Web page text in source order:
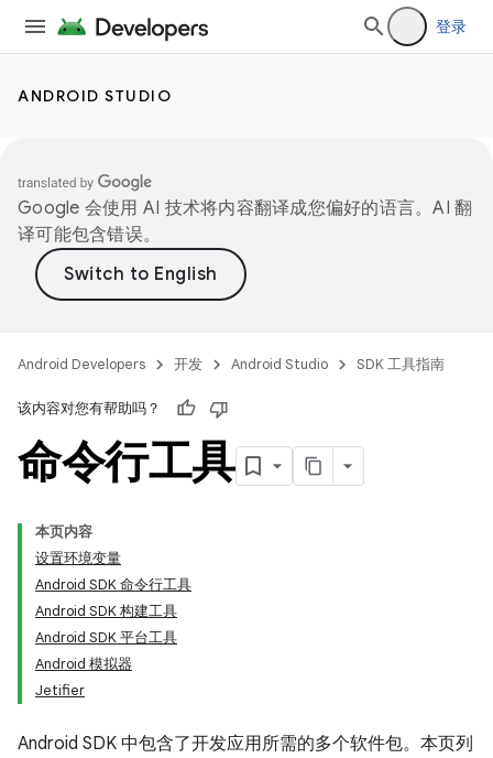
登录
ANDROID STUDIO
Google 会使用 AI 技术将内容翻译成您偏好的语言。AI 翻
译可能包含错误。
Android Developers 开发 Android Studio SDK 工具指南
该内容对您有帮助吗？
命令行工具
本页内容
设置环境变量
Android SDK 命令行工具
Android SDK 构建工具
Android SDK 平台工具
Android 模拟器
Jetifier
Android SDK 中包含了开发应用所需的多个软件包。本页列